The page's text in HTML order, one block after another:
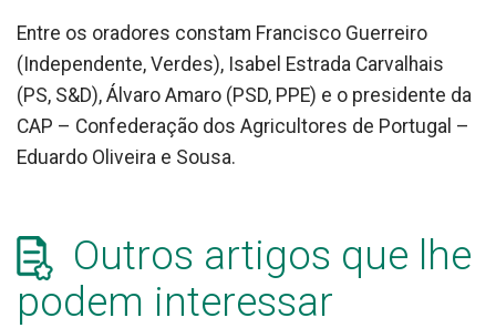
Entre os oradores constam Francisco Guerreiro
(Independente, Verdes), Isabel Estrada Carvalhais
(PS, S&D), Álvaro Amaro (PSD, PPE) e o presidente da
CAP – Confederação dos Agricultores de Portugal –
Eduardo Oliveira e Sousa.
Outros artigos que lhe
podem interessar